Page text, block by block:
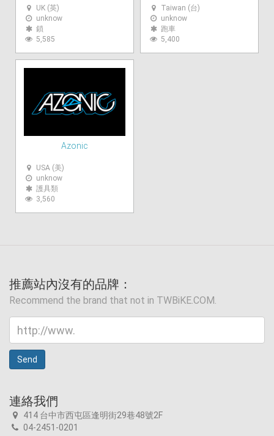
UK (英)
unknow
鎖
5,585
Taiwan (台)
unknow
跑車
5,400
Azonic
USA (美)
unknow
護具類
3,560
推薦站內沒有的品牌：
Recommend the brand that not in TWBiKE.COM.
Send
連絡我們
414 台中市西屯區逢明街29巷48號2F
04-2451-0201